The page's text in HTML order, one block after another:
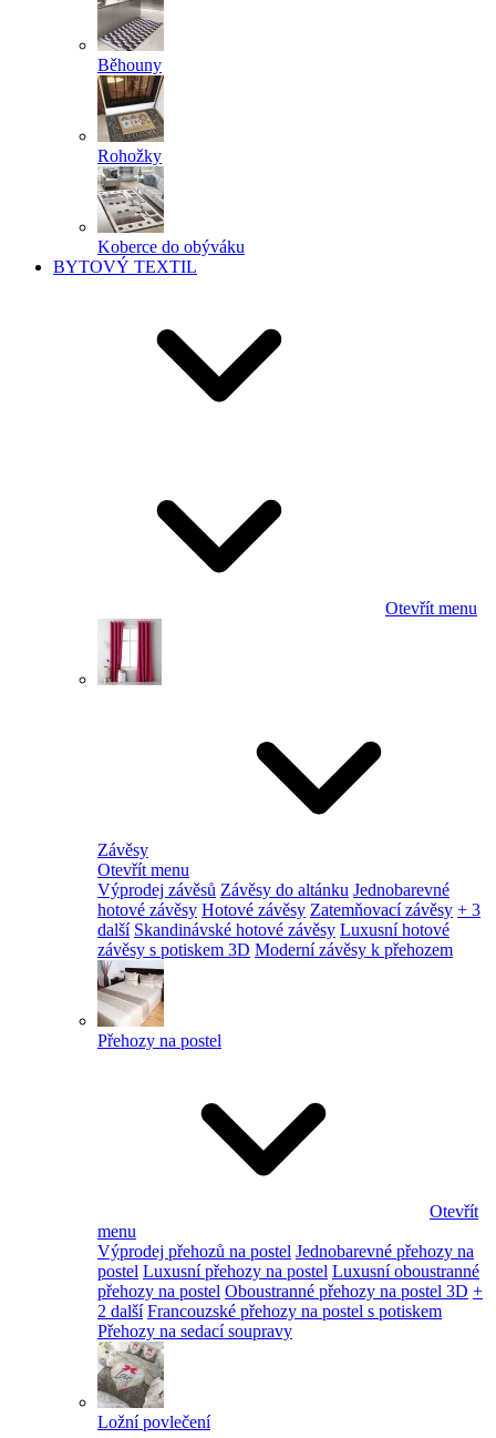
Běhouny
Rohožky
Koberce do obýváku
BYTOVÝ TEXTIL
Otevřít menu
Závěsy
Otevřít menu
Výprodej závěsů Závěsy do altánku Jednobarevné
hotové závěsy Hotové závěsy Zatemňovací závěsy + 3
další Skandinávské hotové závěsy Luxusní hotové
závěsy s potiskem 3D Moderní závěsy k přehozem
Přehozy na postel
Otevřít
menu
Výprodej přehozů na postel Jednobarevné přehozy na
postel Luxusní přehozy na postel Luxusní oboustranné
přehozy na postel Oboustranné přehozy na postel 3D +
2 další Francouzské přehozy na postel s potiskem
Přehozy na sedací soupravy
Ložní povlečení